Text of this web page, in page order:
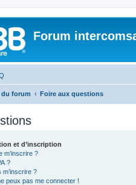
Forum
forum Foire aux questions
et d’inscription
m’inscrire ?
?
m’inscrire ?
peux pas me connecter !